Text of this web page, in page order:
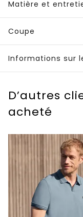
Matière et
Coupe
Informations sur
D’autres
acheté